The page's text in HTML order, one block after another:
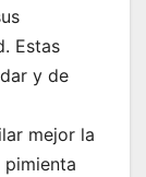
Estas
y de
mejor la